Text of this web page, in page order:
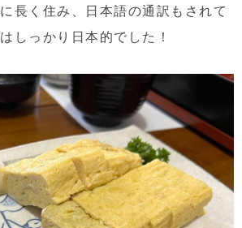
長く住み、日本語の通訳もされて
しっかり日本的でした！